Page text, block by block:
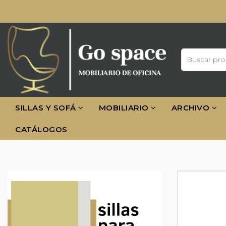
SILLAS Y SOFÁ MOBILIARIO ARCHIVO
CATÁLOGOS